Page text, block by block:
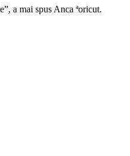
a mai spus Anca ªoricut.